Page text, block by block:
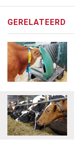
GERELATEERD